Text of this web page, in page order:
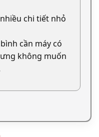
chi tiết nhỏ
cần máy có
không muốn